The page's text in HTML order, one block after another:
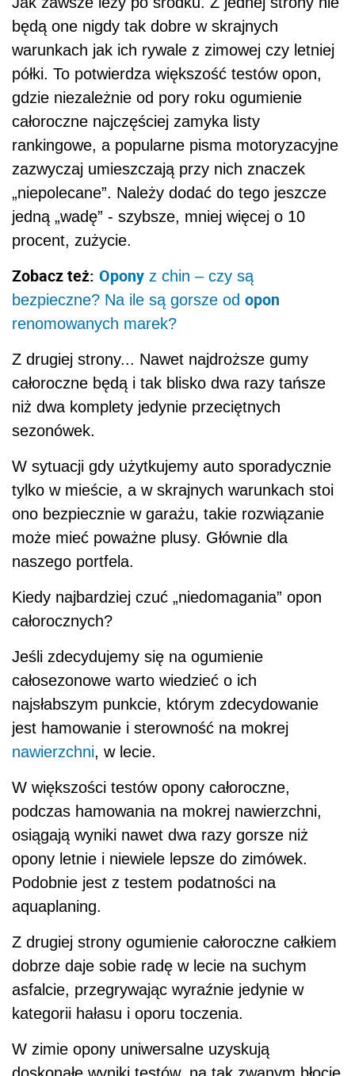
będą one nigdy tak dobre w skrajnych
warunkach jak ich rywale z zimowej czy letniej
półki. To potwierdza większość testów opon,
gdzie niezależnie od pory roku ogumienie
całoroczne najczęściej zamyka listy
rankingowe, a popularne pisma motoryzacyjne
zazwyczaj umieszczają przy nich znaczek
„niepolecane”. Należy dodać do tego jeszcze
jedną „wadę” - szybsze, mniej więcej o 10
procent, zużycie.
Zobacz też: Opony z chin – czy są
bezpieczne? Na ile są gorsze od opon
renomowanych marek?
Z drugiej strony... Nawet najdroższe gumy
całoroczne będą i tak blisko dwa razy tańsze
niż dwa komplety jedynie przeciętnych
sezonówek.
W sytuacji gdy użytkujemy auto sporadycznie
tylko w mieście, a w skrajnych warunkach stoi
ono bezpiecznie w garażu, takie rozwiązanie
może mieć poważne plusy. Głównie dla
naszego portfela.
Kiedy najbardziej czuć „niedomagania” opon
całorocznych?
Jeśli zdecydujemy się na ogumienie
całosezonowe warto wiedzieć o ich
najsłabszym punkcie, którym zdecydowanie
jest hamowanie i sterowność na mokrej
nawierzchni, w lecie.
W większości testów opony całoroczne,
podczas hamowania na mokrej nawierzchni,
osiągają wyniki nawet dwa razy gorsze niż
opony letnie i niewiele lepsze do zimówek.
Podobnie jest z testem podatności na
aquaplaning.
Z drugiej strony ogumienie całoroczne całkiem
dobrze daje sobie radę w lecie na suchym
asfalcie, przegrywając wyraźnie jedynie w
kategorii hałasu i oporu toczenia.
W zimie opony uniwersalne uzyskują